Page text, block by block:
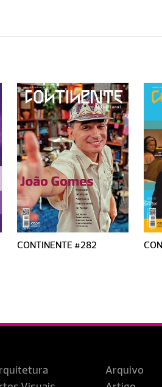
CONTINENTE #282
Arquivo